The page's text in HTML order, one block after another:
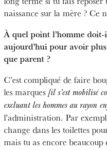
naissance sur la mère ? Ce
À quel point l’homme
aujourd’hui pour avoir
que parent ?
C’est compliqué de faire
les marques [il s’est mobilisé
excluant les hommes au rayon
l’administration. Par
change dans les toilettes
mais tu as encore beaucoup